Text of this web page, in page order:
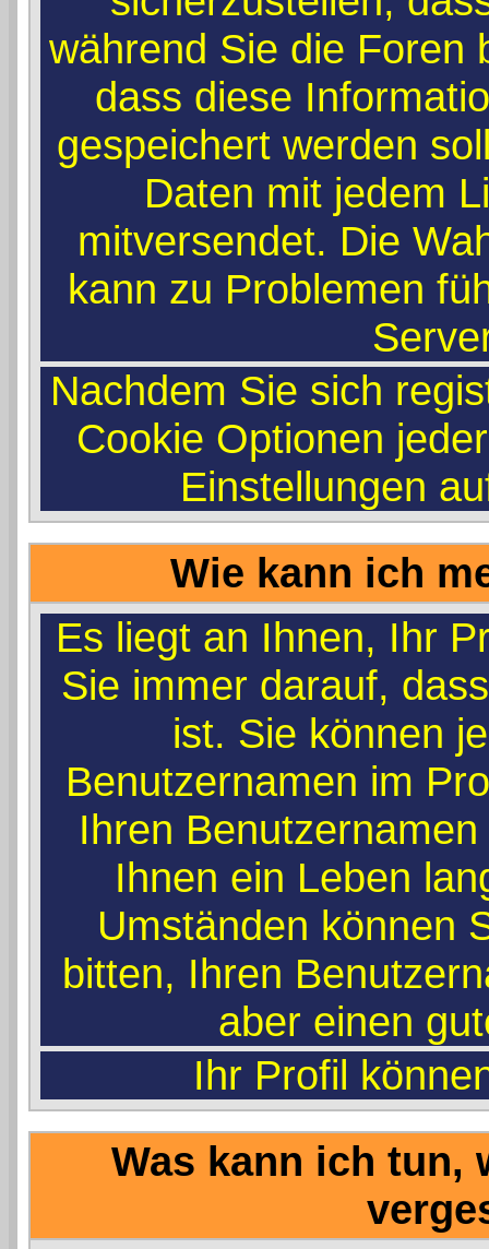
während Sie die Foren
dass diese
gespeichert werden
Daten mit jedem
mitversendet. Die
kann zu Problemen
Nachdem Sie sich
Cookie Optionen
Einstellungen
Wie kann ich
Es liegt an Ihnen, Ihr
Sie immer darauf,
ist. Sie können
Benutzernamen im
Ihren
Ihnen ein Leben
Umständen können
bitten, Ihren
aber einen
Ihr Profil
Was kann ich tun,